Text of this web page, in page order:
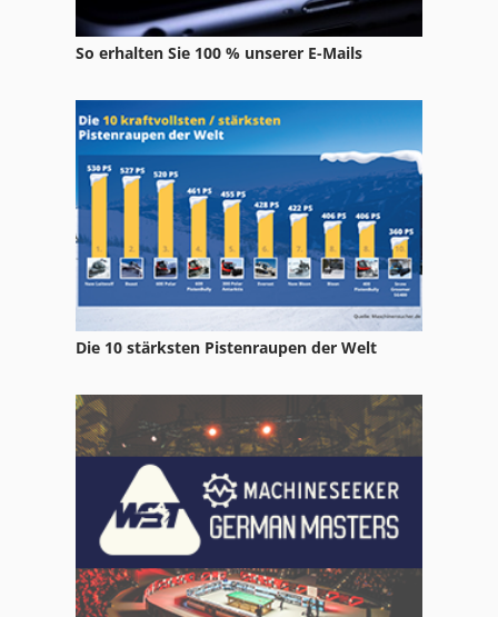
Claas Arion 620 Cis
Claas Arion 640
Claas Arion 640 Cebis
Claas Arion 640 Cis
Claas Arion 650 Cebis
Claas Axion 810 Cebis
Claas Axion 810 Cis
Claas Axion 840 Cebis
Claas Celtis 436
Claas Ru 600
So erhalten Sie 100 % unserer E-Mails
Die 10 stärksten Pistenraupen der Welt